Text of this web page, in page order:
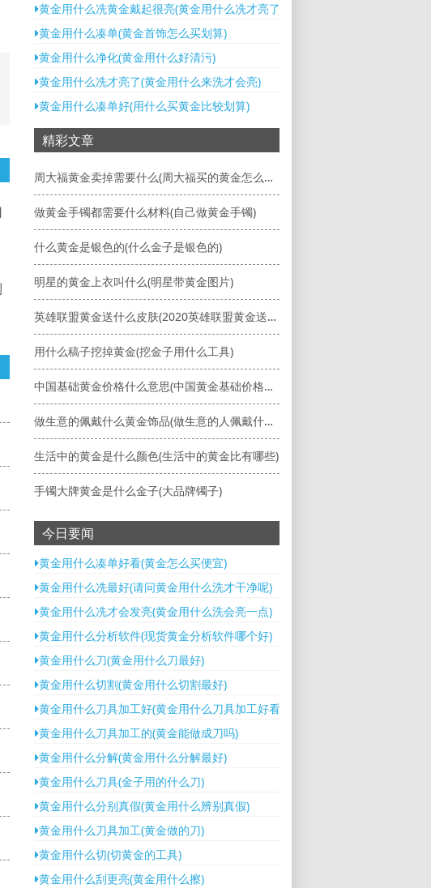
黄金用什么冼黄金戴起很亮(黄金用什么冼才亮了)
黄金用什么凑单(黄金首饰怎么买划算)
黄金用什么净化(黄金用什么好清污)
黄金用什么冼才亮了(黄金用什么来洗才会亮)
黄金用什么凑单好(用什么买黄金比较划算)
精彩文章
周大福黄金卖掉需要什么(周大福买的黄金怎么变卖)
做黄金手镯都需要什么材料(自己做黄金手镯)
什么黄金是银色的(什么金子是银色的)
明星的黄金上衣叫什么(明星带黄金图片)
英雄联盟黄金送什么皮肤(2020英雄联盟黄金送什么皮肤)
用什么稿子挖掉黄金(挖金子用什么工具)
中国基础黄金价格什么意思(中国黄金基础价格查询)
做生意的佩戴什么黄金饰品(做生意的人佩戴什么比较招财)
生活中的黄金是什么颜色(生活中的黄金比有哪些)
手镯大牌黄金是什么金子(大品牌镯子)
今日要闻
黄金用什么凑单好看(黄金怎么买便宜)
黄金用什么冼最好(请问黄金用什么洗才干净呢)
黄金用什么冼才会发亮(黄金用什么洗会亮一点)
黄金用什么分析软件(现货黄金分析软件哪个好)
黄金用什么刀(黄金用什么刀最好)
黄金用什么切割(黄金用什么切割最好)
黄金用什么刀具加工好(黄金用什么刀具加工好看)
黄金用什么刀具加工的(黄金能做成刀吗)
黄金用什么分解(黄金用什么分解最好)
黄金用什么刀具(金子用的什么刀)
黄金用什么分别真假(黄金用什么辨别真假)
黄金用什么刀具加工(黄金做的刀)
黄金用什么切(切黄金的工具)
黄金用什么刮更亮(黄金用什么擦)